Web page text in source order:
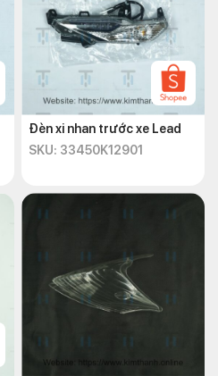
Đèn xi nhan trước xe Lead
SKU: 33450K12901